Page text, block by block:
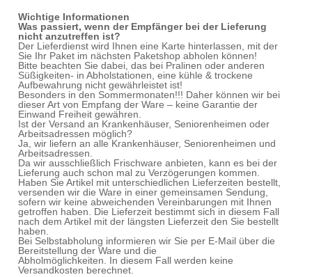
Wichtige Informationen
Was passiert, wenn der Empfänger bei der Lieferung
nicht anzutreffen ist?
Der Lieferdienst wird Ihnen eine Karte hinterlassen, mit der
Sie Ihr Paket im nächsten Paketshop abholen können!
Bitte beachten Sie dabei, das bei Pralinen oder anderen
Süßigkeiten- in Abholstationen, eine kühle & trockene
Aufbewahrung nicht gewährleistet ist!
Besonders in den Sommermonaten!!! Daher können wir bei
dieser Art von Empfang der Ware – keine Garantie der
Einwand Freiheit gewähren.
Ist der Versand an Krankenhäuser, Seniorenheimen oder
Arbeitsadressen möglich?
Ja, wir liefern an alle Krankenhäuser, Seniorenheimen und
Arbeitsadressen.
Da wir ausschließlich Frischware anbieten, kann es bei der
Lieferung auch schon mal zu Verzögerungen kommen.
Haben Sie Artikel mit unterschiedlichen Lieferzeiten bestellt,
versenden wir die Ware in einer gemeinsamen Sendung,
sofern wir keine abweichenden Vereinbarungen mit Ihnen
getroffen haben. Die Lieferzeit bestimmt sich in diesem Fall
nach dem Artikel mit der längsten Lieferzeit den Sie bestellt
haben.
Bei Selbstabholung informieren wir Sie per E-Mail über die
Bereitstellung der Ware und die
Abholmöglichkeiten. In diesem Fall werden keine
Versandkosten berechnet.